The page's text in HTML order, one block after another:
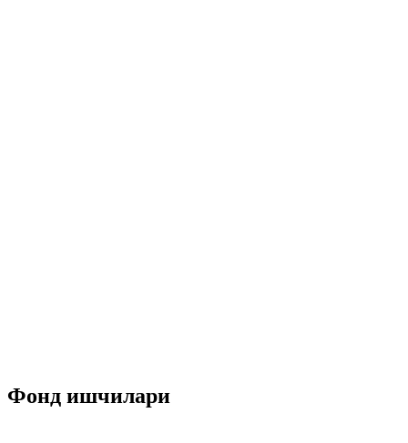
Фонд ишчилари